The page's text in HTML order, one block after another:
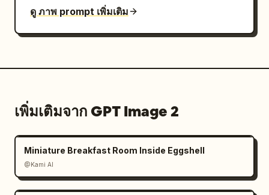
profile"}],"dialogue_overlay":
งาน","color":"white","text":"อรุณ
{"position":"bottom","characters":
{"role":"coworker","wardrobe":"dark suit and
{"role":"woman","wardrobe":"light gray
blazer, right
foreground"}],"dialogue_overlay":
{"speaker":"ทั้งคู่","color":"white","text":"อรุณ
ดู ภาพ prompt เพิ่มเติม
เพิ่มเติมจาก GPT Image 2
Miniature Breakfast Room Inside Eggshell
@Kami AI